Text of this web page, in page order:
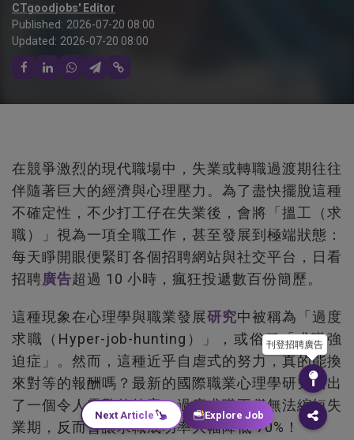
CTgoodjobs' Editor
Published: 2026-07-20 08:00
Updated: 2026-07-20 08:00
在競爭激烈的現代職場中，失業或轉職過渡期往往
伴隨著巨大的經濟與心理壓力。為了盡快擺脫這種
不確定性，不少打工仔在失業後，會將「搵工（求
職）」視為一項全職工作，甚至發展到極端狀態：
每天睜開眼便緊盯各個招聘網站與社交平台，日看
招聘廣告超過 10 小時，瘋狂投遞數百份簡歷。
這種現象在心理學與職業發展研究中被稱為「過度
求職（Hyper-job-hunting）」，或俗稱「求職強
迫症」。然而，這種近乎自虐式的努力，真的能換
來對等的報酬嗎？最新的國際職業心理學研究給出
了一個令人震驚的答案：過度求職不僅無法縮短失
業期，反而會讓求職成功率大幅降低 70%！
刊登招聘廣告
Next Article Explore Job